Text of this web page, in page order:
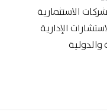
الاستثمارية
الإدارية